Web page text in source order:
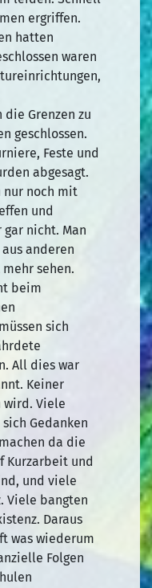
ergriffen.
hatten
waren
Grenzen zu
geschlossen.
Feste und
abgesagt.
nur noch mit
und
nicht. Man
anderen
sehen.
beim
sich
All dies war
Keiner
wird. Viele
Gedanken
da die
Kurzarbeit und
und viele
Viele bangten
Daraus
was wiederum
Folgen